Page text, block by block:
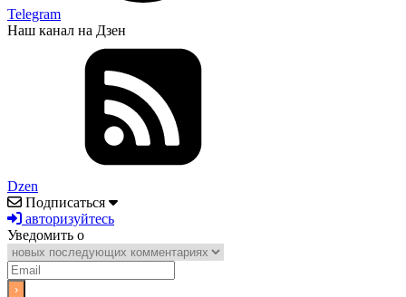
Telegram
Наш канал на Дзен
Dzen
Подписаться
авторизуйтесь
Уведомить о